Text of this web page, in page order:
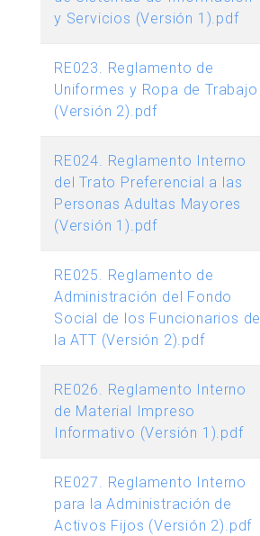
y Servicios (Versión 1).pdf
RE023. Reglamento de
Uniformes y Ropa de Trabajo
(Versión 2).pdf
RE024. Reglamento Interno
del Trato Preferencial a las
Personas Adultas Mayores
(Versión 1).pdf
RE025. Reglamento de
Administración del Fondo
Social de los Funcionarios de
la ATT (Versión 2).pdf
RE026. Reglamento Interno
de Material Impreso
Informativo (Versión 1).pdf
RE027. Reglamento Interno
para la Administración de
Activos Fijos (Versión 2).pdf